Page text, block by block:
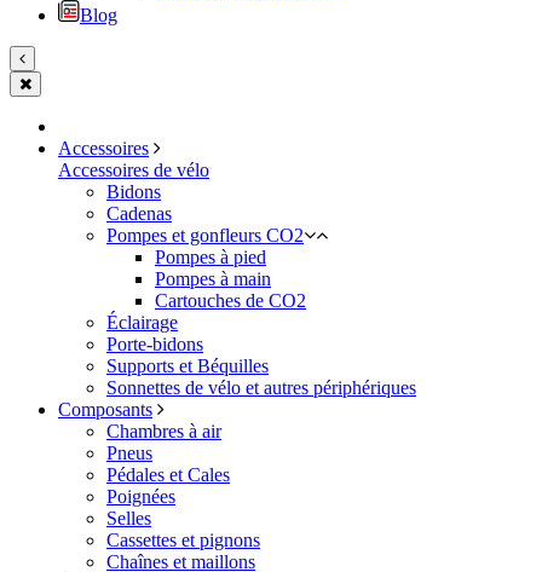
Blog
Accessoires
Accessoires de vélo
Bidons
Cadenas
Pompes et gonfleurs CO2
Pompes à pied
Pompes à main
Cartouches de CO2
Éclairage
Porte-bidons
Supports et Béquilles
Sonnettes de vélo et autres périphériques
Composants
Chambres à air
Pneus
Pédales et Cales
Poignées
Selles
Cassettes et pignons
Chaînes et maillons